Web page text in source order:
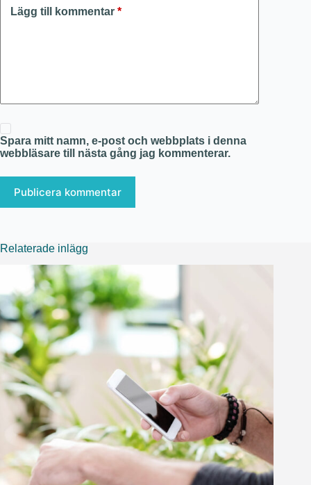
Lägg till kommentar *
Spara mitt namn, e-post och webbplats i denna
webbläsare till nästa gång jag kommenterar.
Publicera kommentar
Relaterade inlägg